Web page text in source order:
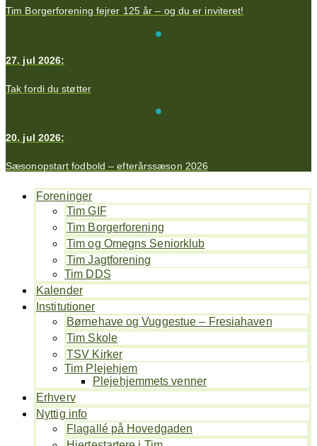
Tim Borgerforening fejrer 125 år – og du er inviteret!
27. jul 2026:
Tak fordi du støtter
20. jul 2026:
Sæsonopstart fodbold – efterårssæson 2026
Foreninger
Tim GIF
Tim Borgerforening
Tim og Omegns Seniorklub
Tim Jagtforening
Tim DDS
Kalender
Institutioner
Børnehave og Vuggestue – Fresiahaven
Tim Skole
TSV Kirker
Tim Plejehjem
Plejehjemmets venner
Erhverv
Nyttig info
Flagallé på Hovedgaden